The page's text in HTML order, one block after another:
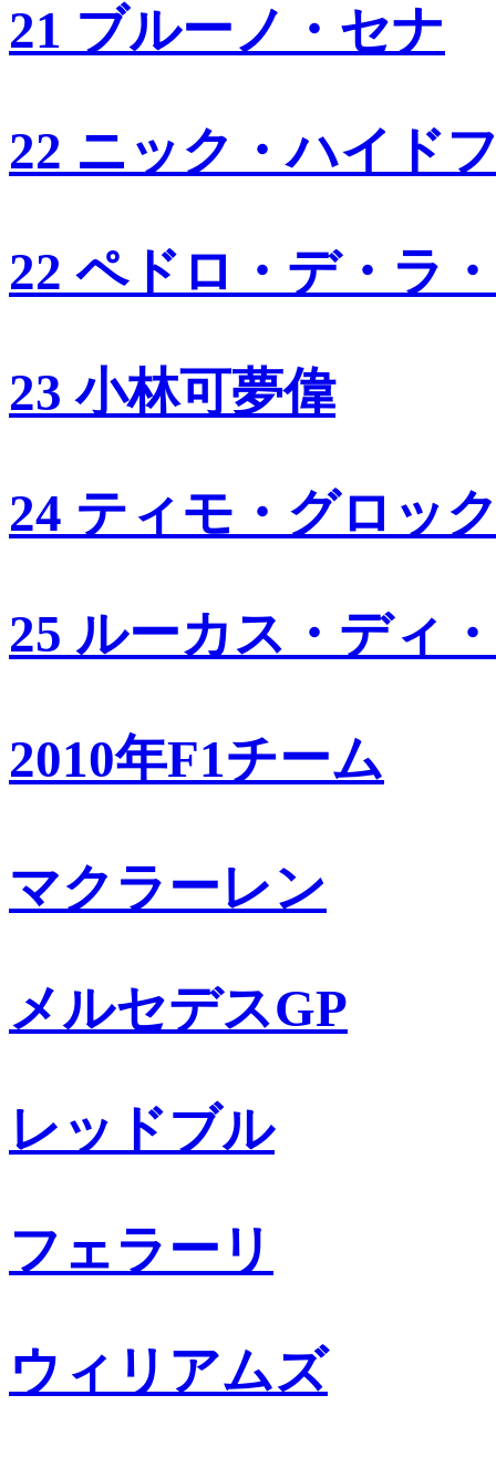
21 ブルーノ・セナ
22 ニック・ハイド
22 ペドロ・デ・ラ
23 小林可夢偉
24 ティモ・グロッ
25 ルーカス・ディ
2010年F1チーム
マクラーレン
メルセデスGP
レッドブル
フェラーリ
ウィリアムズ